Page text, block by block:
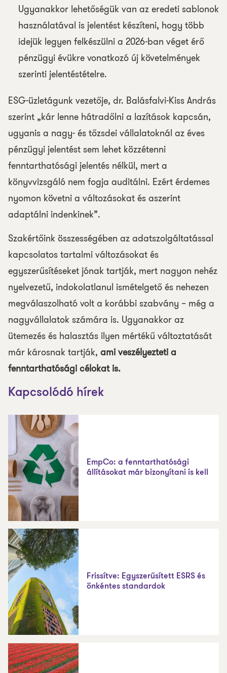
Ugyanakkor lehetőségük van az eredeti sablonok
használatával is jelentést készíteni, hogy több
idejük legyen felkészülni a 2026-ban véget érő
pénzügyi évükre vonatkozó új követelmények
szerinti jelentéstételre.
ESG-üzletágunk vezetője, dr. Balásfalvi-Kiss András
szerint „kár lenne hátradőlni a lazítások kapcsán,
ugyanis a nagy- és tőzsdei vállalatoknál az éves
pénzügyi jelentést sem lehet közzétenni
fenntarthatósági jelentés nélkül, mert a
könyvvizsgáló nem fogja auditálni. Ezért érdemes
nyomon követni a változásokat és aszerint
adaptálni indenkinek”.
Szakértőink összességében az adatszolgáltatással
kapcsolatos tartalmi változásokat és
egyszerűsítéseket jónak tartják, mert nagyon nehéz
nyelvezetű, indokolatlanul ismételgető és nehezen
megválaszolható volt a korábbi szabvány – még a
nagyvállalatok számára is. Ugyanakkor az
ütemezés és halasztás ilyen mértékű változtatását
már károsnak tartják, ami veszélyezteti a
fenntarthatósági célokat is.
Kapcsolódó hírek
EmpCo: a fenntarthatósági
állításokat már bizonyítani is kell
Frissítve: Egyszerűsített ESRS és
önkéntes standardok